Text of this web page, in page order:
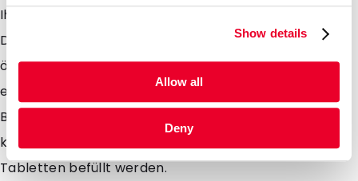
Show details
Allow all
Deny
Ihren Gebrauch besondere Anforderungen stellt.
Durch den Druckverschluss sind sie unbegrenzt zu
öffnen und zu schliessen. Der runde Boden ermöglicht
ein sicheres aufrechtes Stehen. Wir könnne diesen
Beutel mit und ohne Ventil liefern. Auch dieses Beutel
kann durch uns mit Puder, Flüssigkeiten oder
Tabletten befüllt werden.